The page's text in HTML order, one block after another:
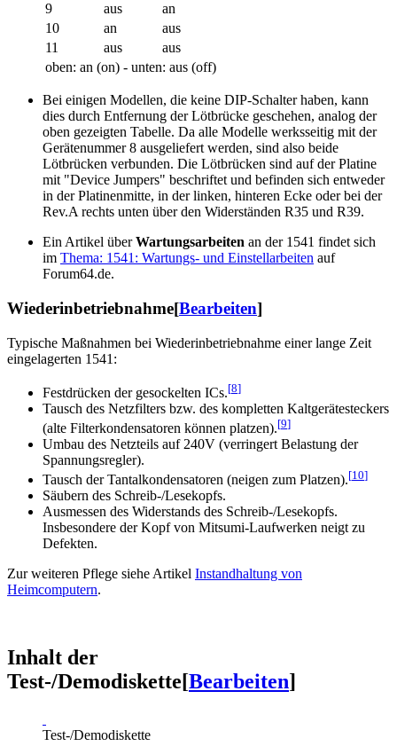
9
aus
an
10
an
aus
11
aus
aus
oben: an (on) - unten: aus (off)
Bei einigen Modellen, die keine DIP-Schalter haben, kann
dies durch Entfernung der Lötbrücke geschehen, analog der
oben gezeigten Tabelle. Da alle Modelle werksseitig mit der
Gerätenummer 8 ausgeliefert werden, sind also beide
Lötbrücken verbunden. Die Lötbrücken sind auf der Platine
mit "Device Jumpers" beschriftet und befinden sich entweder
in der Platinenmitte, in der linken, hinteren Ecke oder bei der
Rev.A rechts unten über den Widerständen R35 und R39.
Ein Artikel überWartungsarbeiten an der 1541 findet sich
im Thema: 1541: Wartungs- und Einstellarbeiten auf
Forum64.de.
Wiederinbetriebnahme[Bearbeiten]
Typische Maßnahmen bei Wiederinbetriebnahme einer lange Zeit
eingelagerten 1541:
Festdrücken der gesockelten ICs.[8]
Tausch des Netzfilters bzw. des kompletten Kaltgerätesteckers
(alte Filterkondensatoren können platzen).[9]
Umbau des Netzteils auf 240V (verringert Belastung der
Spannungsregler).
Tausch der Tantalkondensatoren (neigen zum Platzen).[10]
Säubern des Schreib-/Lesekopfs.
Ausmessen des Widerstands des Schreib-/Lesekopfs.
Insbesondere der Kopf von Mitsumi-Laufwerken neigt zu
Defekten.
Zur weiteren Pflege siehe Artikel Instandhaltung von
Heimcomputern.
Inhalt der
Test-/Demodiskette[Bearbeiten]
Test-/Demodiskette